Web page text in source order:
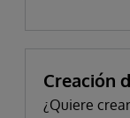
Creación
¿Quiere